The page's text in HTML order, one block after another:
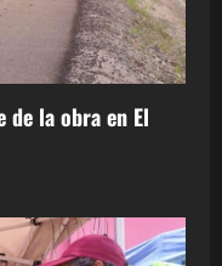
de la obra en El